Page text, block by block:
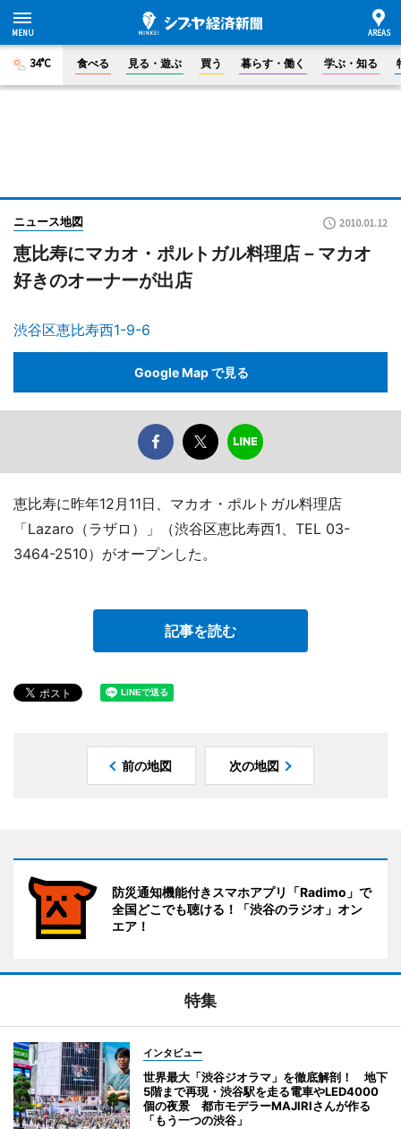
34°C 食べる 見る・遊ぶ 買う 暮らす・働く 学ぶ・知る
ニュース地図 2010.01.12
恵比寿にマカオ・ポルトガル料理店－マカオ
好きのオーナーが出店
渋谷区恵比寿西1-9-6
Google Map で見る
恵比寿に昨年12月11日、マカオ・ポルトガル料理店
「Lazaro（ラザロ）」（渋谷区恵比寿西1、TEL 03-
3464-2510）がオープンした。
記事を読む
前の地図 次の地図
防災通知機能付きスマホアプリ「Radimo」で
全国どこでも聴ける！「渋谷のラジオ」オン
エア！
特集
インタビュー
世界最大「渋谷ジオラマ」を徹底解剖！ 地下
5階まで再現・渋谷駅を走る電車やLED4000
個の夜景 都市モデラーMAJIRIさんが作る
「もう一つの渋谷」